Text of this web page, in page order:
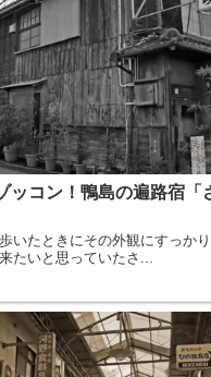
ッコン！鴨島の遍路宿「
いたときにその外観にすっか
たいと思っていたさ...